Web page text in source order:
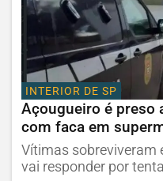
INTERIOR DE SP
Açougueiro é preso
com faca em
Vítimas sobreviveram
vai responder por